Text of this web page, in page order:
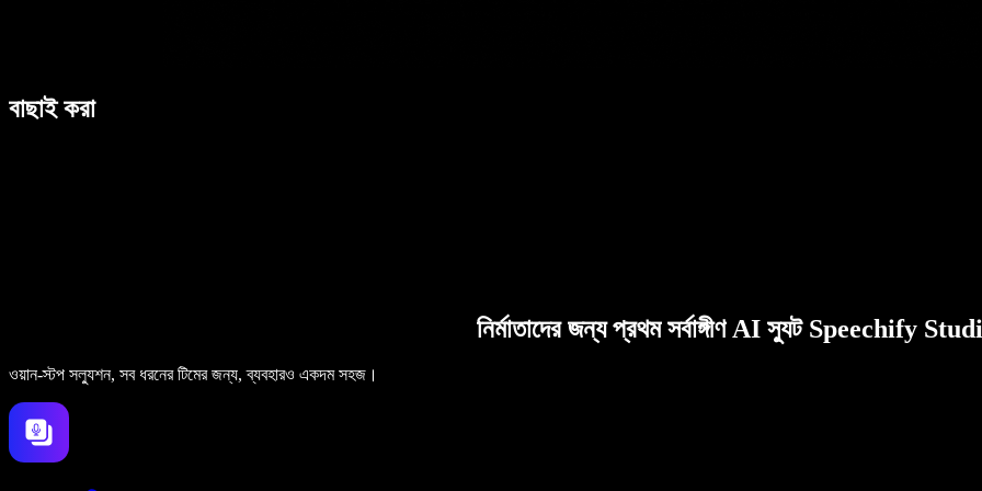
বাছাই করা
নির্মাতাদের জন্য প্রথম সর্বাঙ্গীণ AI স্যুট Speechify
ওয়ান-স্টপ সল্যুশন, সব ধরনের টিমের জন্য, ব্যবহারও একদম সহজ।